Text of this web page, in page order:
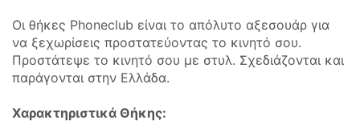
Οι θήκες Phoneclub είναι το απόλυτο αξεσουάρ για
να ξεχωρίσεις προστατεύοντας το κινητό σου.
Προστάτεψε το κινητό σου με στυλ. Σχεδιάζονται και
παράγονται στην Ελλάδα.
Χαρακτηριστικά Θήκης: